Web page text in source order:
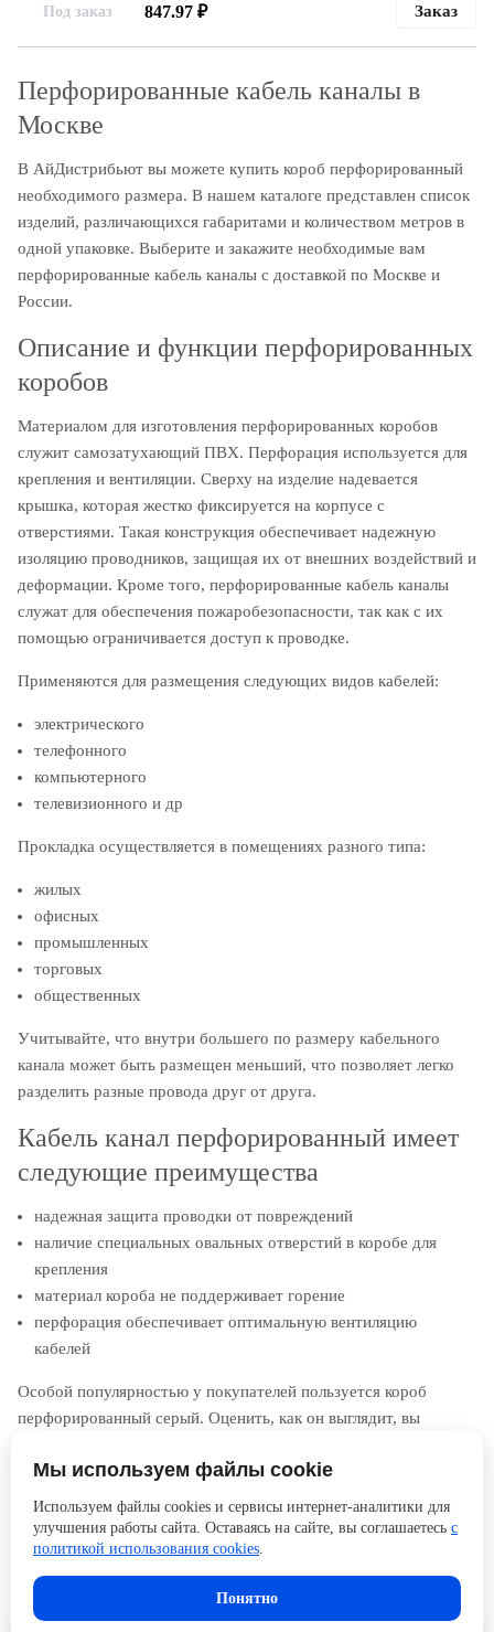
Под заказ 847.97 ₽ Заказ
Перфорированные кабель каналы в
Москве
В АйДистрибьют вы можете купить короб перфорированный
необходимого размера. В нашем каталоге представлен список
изделий, различающихся габаритами и количеством метров в
одной упаковке. Выберите и закажите необходимые вам
перфорированные кабель каналы с доставкой по Москве и
России.
Описание и функции перфорированных
коробов
Материалом для изготовления перфорированных коробов
служит самозатухающий ПВХ. Перфорация используется для
крепления и вентиляции. Сверху на изделие надевается
крышка, которая жестко фиксируется на корпусе с
отверстиями. Такая конструкция обеспечивает надежную
изоляцию проводников, защищая их от внешних воздействий и
деформации. Кроме того, перфорированные кабель каналы
служат для обеспечения пожаробезопасности, так как с их
помощью ограничивается доступ к проводке.
Применяются для размещения следующих видов кабелей:
электрического
телефонного
компьютерного
телевизионного и др
Прокладка осуществляется в помещениях разного типа:
жилых
офисных
промышленных
торговых
общественных
Учитывайте, что внутри большего по размеру кабельного
канала может быть размещен меньший, что позволяет легко
разделить разные провода друг от друга.
Кабель канал перфорированный имеет
следующие преимущества
надежная защита проводки от повреждений
наличие специальных овальных отверстий в коробе для
крепления
материал короба не поддерживает горение
перфорация обеспечивает оптимальную вентиляцию
кабелей
Особой популярностью у покупателей пользуется короб
перфорированный серый. Оценить, как он выглядит, вы
Обратите внимание, что купить можно те позиции, которые
есть в данный момент на складе. Остальные виды кабельных
каналов нужно заказывать, что может занять некоторое время.
Мы используем файлы cookie
Используем файлы cookies и сервисы интернет-аналитики для
улучшения работы сайта. Оставаясь на сайте, вы соглашаетесь с
политикой использования cookies.
Понятно